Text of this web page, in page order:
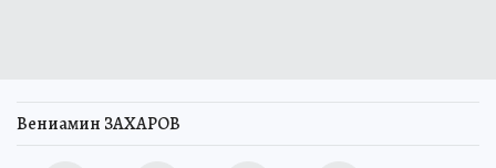
Вениамин ЗАХАРОВ